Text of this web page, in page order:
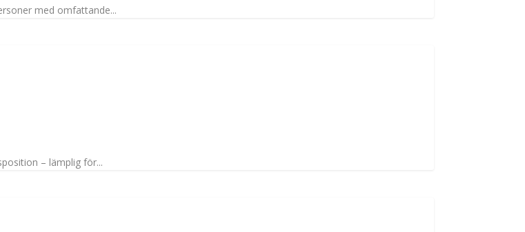
med omfattande...
– lämplig för...